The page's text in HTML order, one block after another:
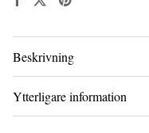
Beskrivning
Ytterligare information